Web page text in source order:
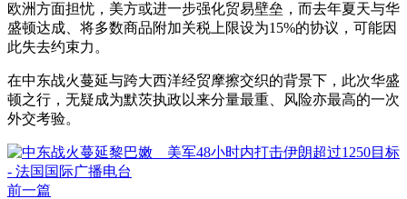
欧洲方面担忧，美方或进一步强化贸易壁垒，而去年夏天与华
盛顿达成、将多数商品附加关税上限设为15%的协议，可能因
此失去约束力。
在中东战火蔓延与跨大西洋经贸摩擦交织的背景下，此次华盛
顿之行，无疑成为默茨执政以来分量最重、风险亦最高的一次
外交考验。
前一篇